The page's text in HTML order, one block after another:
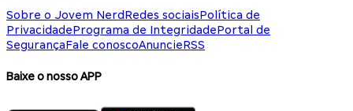
Sobre o Jovem NerdRedes sociaisPolítica de
PrivacidadePrograma de IntegridadePortal de
SegurançaFale conoscoAnuncieRSS
Baixe o nosso APP